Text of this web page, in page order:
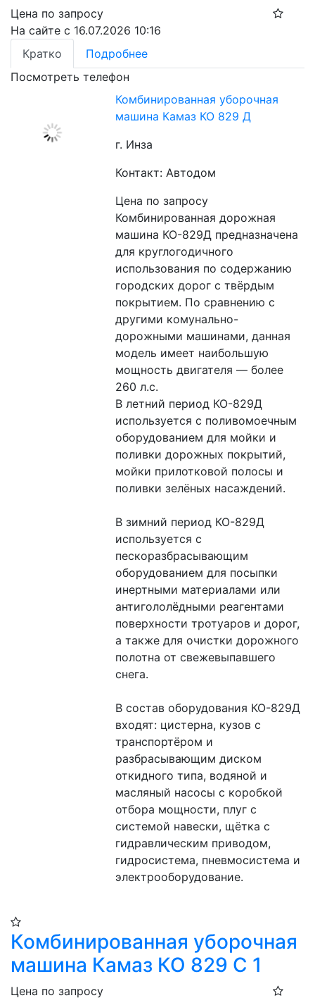
Цена по запросу
На сайте с 16.07.2026 10:16
Кратко
Подробнее
Посмотреть телефон
Комбинированная уборочная
машина Камаз КО 829 Д
г. Инза
Контакт: Автодом
Цена по запросу
Комбинированная дорожная
машина КО-829Д предназначена
для круглогодичного
использования по содержанию
городских дорог с твёрдым
покрытием. По сравнению с
другими комунально-
дорожными машинами, данная
модель имеет наибольшую
мощность двигателя — более
260 л.с.
В летний период КО-829Д
используется с поливомоечным
оборудованием для мойки и
поливки дорожных покрытий,
мойки прилотковой полосы и
поливки зелёных насаждений.
В зимний период КО-829Д
используется с
пескоразбрасывающим
оборудованием для посыпки
инертными материалами или
антигололёдными реагентами
поверхности тротуаров и дорог,
а также для очистки дорожного
полотна от свежевыпавшего
снега.
В состав оборудования КО-829Д
входят: цистерна, кузов с
транспортёром и
разбрасывающим диском
откидного типа, водяной и
масляный насосы с коробкой
отбора мощности, плуг с
системой навески, щётка с
гидравлическим приводом,
гидросистема, пневмосистема и
электрооборудование.
Комбинированная уборочная
машина Камаз КО 829 С 1
Цена по запросу